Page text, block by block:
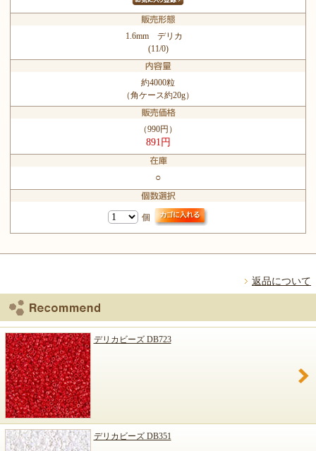
1.6mm デリカ
(11/0)
約4000粒
（角ケース約20g）
（990円）
891円
○
個
返品について
デリカビーズ DB723
デリカビーズ DB351